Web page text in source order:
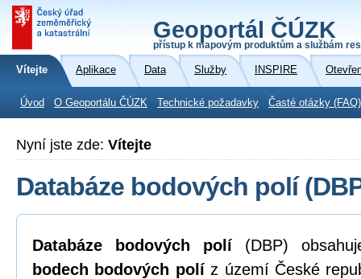
Geoportál ČÚZK
přístup k mapovým produktům a službám
Vítejte Aplikace Data Služby INSPIRE
Úvod O Geoportálu ČÚZK Technické požadavky Časté otázky (FAQ)
Nyní jste zde: Vítejte
Databáze bodových polí
Databáze bodových polí (DBP)
bodech bodových políz území České